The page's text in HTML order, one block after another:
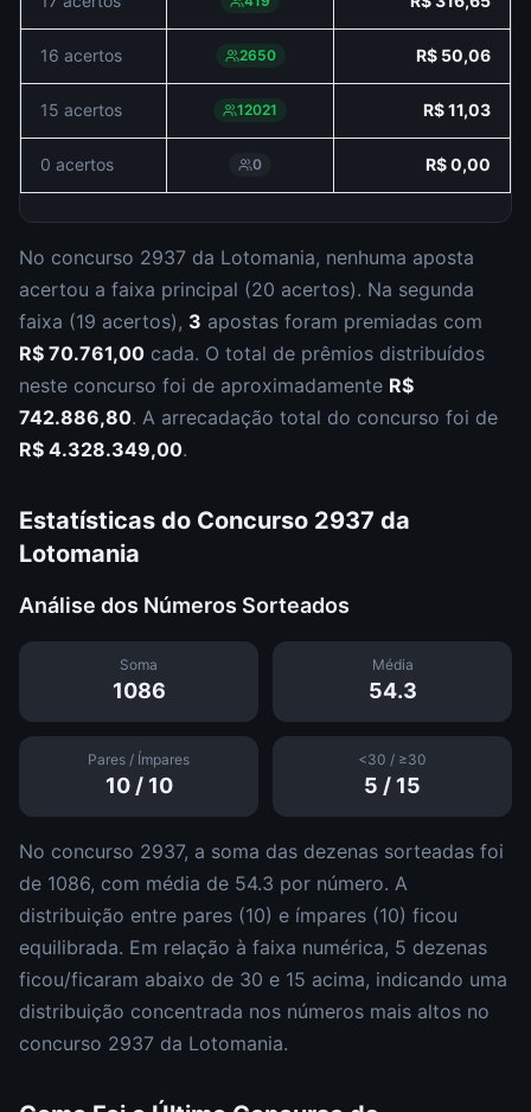
16 acertos 2650 R$ 50,06
15 acertos 12021 R$ 11,03
0 acertos 0 R$ 0,00
No concurso 2937 da Lotomania, nenhuma aposta
acertou a faixa principal (20 acertos). Na segunda
faixa (19 acertos), 3 apostas foram premiadas com
R$ 70.761,00 cada. O total de prêmios distribuídos
neste concurso foi de aproximadamente R$
742.886,80. A arrecadação total do concurso foi de
R$ 4.328.349,00.
Estatísticas do Concurso 2937 da
Lotomania
Análise dos Números Sorteados
Soma
1086
Média
54.3
Pares / Ímpares
10/ 10
<30 / ≥30
5 / 15
No concurso 2937, a soma das dezenas sorteadas foi
de 1086, com média de 54.3 por número. A
distribuição entre pares (10) e ímpares (10) ficou
equilibrada. Em relação à faixa numérica, 5 dezenas
ficou/ficaram abaixo de 30 e 15 acima, indicando uma
distribuição concentrada nos números mais altos no
concurso 2937 da Lotomania.